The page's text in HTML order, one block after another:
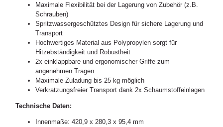
Maximale Flexibilität bei der Lagerung von Zubehör (z.B.
Schrauben)
Spritzwassergeschütztes Design für sichere Lagerung und
Transport
Hochwertiges Material aus Polypropylen sorgt für
Hitzebständigkeit und Robustheit
2x einklappbare und ergonomischer Griffe zum
angenehmen Tragen
Maximale Zuladung bis 25 kg möglich
Verkratzungsfreier Transport dank 2x Schaumstoffeinlagen
Technische Daten:
Innenmaße: 420,9 x 280,3 x 95,4 mm